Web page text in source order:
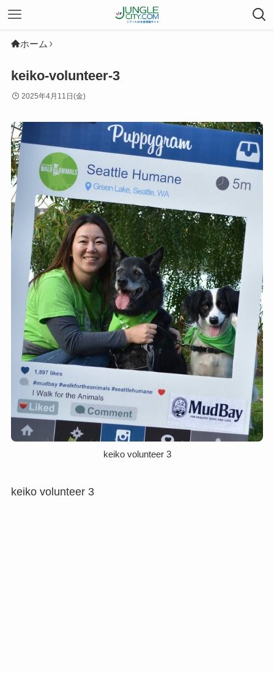
ホーム
keiko-volunteer-3
2025年4月11日(金)
keiko volunteer 3
keiko volunteer 3